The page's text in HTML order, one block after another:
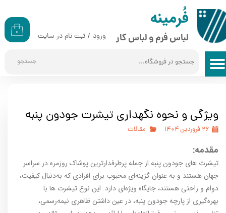
​​فُرمینه
لباس فرم و لباس کار
جستجو
۰ ورود / ثبت نام در سایت
حساب کاربری من
تغییر گذر واژه
سفارشات
ویژگی و نحوه نگهداری تیشرت جودون پنبه
۲۶ فروردین ۱۴۰۴ مقالات
مقدمه:
تیشرت‌ های جودون پنبه از جمله پرطرفدارترین پوشاک روزمره در سراسر
جهان هستند و به عنوان گزینه‌ای محبوب برای افرادی که به‌دنبال کیفیت،
دوام و راحتی هستند، جایگاه ویژه‌ای دارد. این نوع تیشرت ها با
بهره‌گیری از پارچه جودون پنبه‌، در عین داشتن ظاهری نیمه‌رسمی،